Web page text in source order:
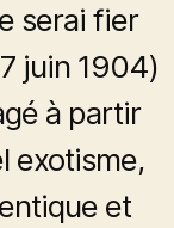
serai fier
juin 1904)
à partir
exotisme,
et